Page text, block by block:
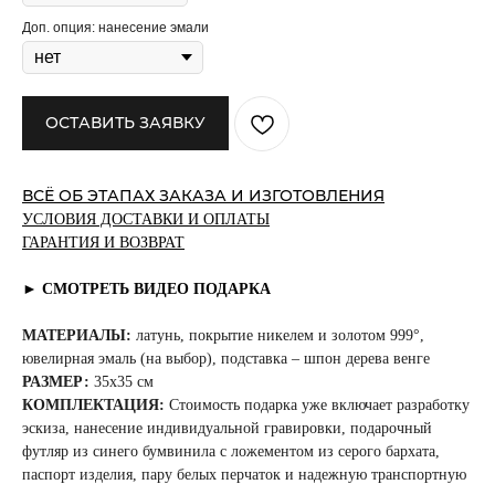
Доп. опция: нанесение эмали
ОСТАВИТЬ ЗАЯВКУ
ВСЁ ОБ ЭТАПАХ ЗАКАЗА И ИЗГОТОВЛЕНИЯ
УСЛОВИЯ ДОСТАВКИ И ОПЛАТЫ
ГАРАНТИЯ И ВОЗВРАТ
► СМОТРЕТЬ ВИДЕО ПОДАРКА
МАТЕРИАЛЫ: латунь, покрытие никелем и золотом 999°,
ювелирная эмаль (на выбор), подставка – шпон дерева венге
РАЗМЕР: 35x35 см
КОМПЛЕКТАЦИЯ: Стоимость подарка уже включает разработку
эскиза, нанесение индивидуальной гравировки, подарочный
футляр из синего бумвинила с ложементом из серого бархата,
паспорт изделия, пару белых перчаток и надежную транспортную